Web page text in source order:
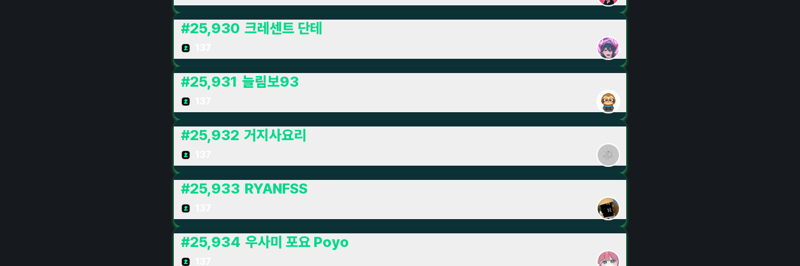
#25,930 크레센트 단테
#25,931 늘림보93
#25,932 거지사요리
#25,933 RYANFSS
#25,934 우사미 포요 Poyo